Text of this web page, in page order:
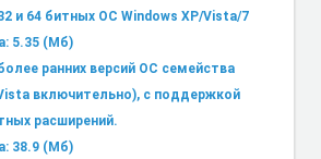
и 64 битных ОС Windows XP/Vista/7
5.35 (Мб)
ранних версий ОС семейства
включительно), с поддержкой
расширений.
38.9 (Мб)